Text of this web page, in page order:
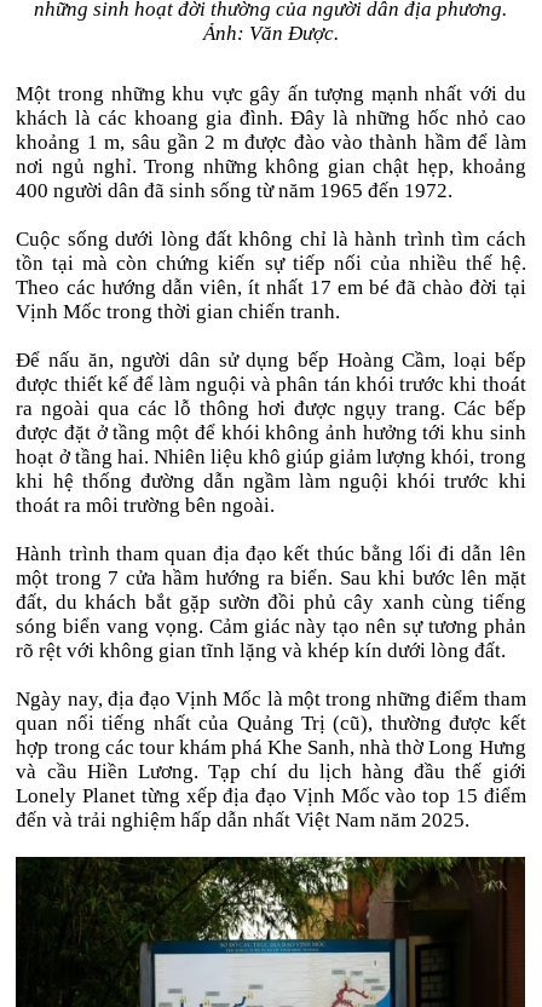
những sinh hoạt đời thường của người dân địa phương.
Ảnh: Văn Được.
Một trong những khu vực gây ấn tượng mạnh nhất với du
khách là các khoang gia đình. Đây là những hốc nhỏ cao
khoảng 1 m, sâu gần 2 m được đào vào thành hầm để làm
nơi ngủ nghỉ. Trong những không gian chật hẹp, khoảng
400 người dân đã sinh sống từ năm 1965 đến 1972.
Cuộc sống dưới lòng đất không chỉ là hành trình tìm cách
tồn tại mà còn chứng kiến sự tiếp nối của nhiều thế hệ.
Theo các hướng dẫn viên, ít nhất 17 em bé đã chào đời tại
Vịnh Mốc trong thời gian chiến tranh.
Để nấu ăn, người dân sử dụng bếp Hoàng Cầm, loại bếp
được thiết kế để làm nguội và phân tán khói trước khi thoát
ra ngoài qua các lỗ thông hơi được ngụy trang. Các bếp
được đặt ở tầng một để khói không ảnh hưởng tới khu sinh
hoạt ở tầng hai. Nhiên liệu khô giúp giảm lượng khói, trong
khi hệ thống đường dẫn ngầm làm nguội khói trước khi
thoát ra môi trường bên ngoài.
Hành trình tham quan địa đạo kết thúc bằng lối đi dẫn lên
một trong 7 cửa hầm hướng ra biển. Sau khi bước lên mặt
đất, du khách bắt gặp sườn đồi phủ cây xanh cùng tiếng
sóng biển vang vọng. Cảm giác này tạo nên sự tương phản
rõ rệt với không gian tĩnh lặng và khép kín dưới lòng đất.
Ngày nay, địa đạo Vịnh Mốc là một trong những điểm tham
quan nổi tiếng nhất của Quảng Trị (cũ), thường được kết
hợp trong các tour khám phá Khe Sanh, nhà thờ Long Hưng
và cầu Hiền Lương. Tạp chí du lịch hàng đầu thế giới
Lonely Planet từng xếp địa đạo Vịnh Mốc vào top 15 điểm
đến và trải nghiệm hấp dẫn nhất Việt Nam năm 2025.